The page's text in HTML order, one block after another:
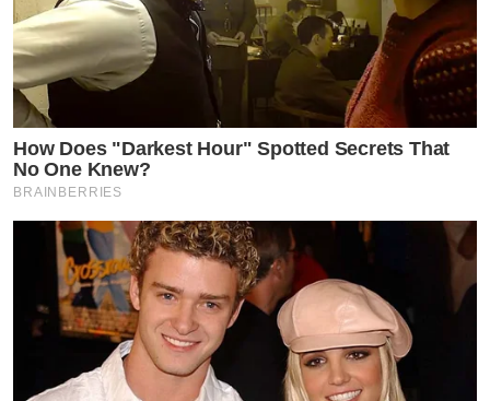
How Does "Darkest Hour" Spotted Secrets That
No One Knew?
BRAINBERRIES